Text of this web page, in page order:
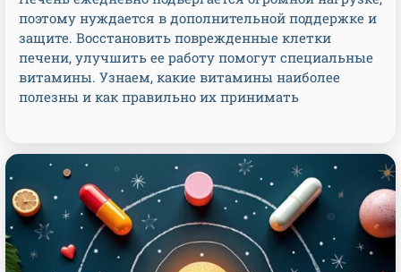
поэтому нуждается в дополнительной поддержке и
защите. Восстановить поврежденные клетки
печени, улучшить ее работу помогут специальные
витамины. Узнаем, какие витамины наиболее
полезны и как правильно их принимать